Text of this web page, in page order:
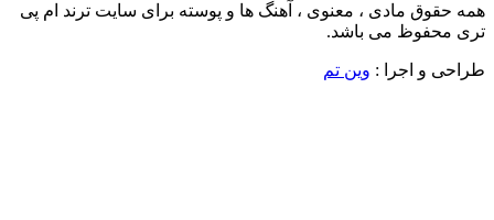
همه حقوق مادی ، معنوی ، آهنگ ها و پوسته برای سایت ترند ام پی
تری محفوظ می باشد.
طراحی و اجرا : وین تم